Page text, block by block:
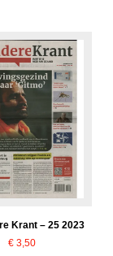
Krant – 25 2023
€ 3,50